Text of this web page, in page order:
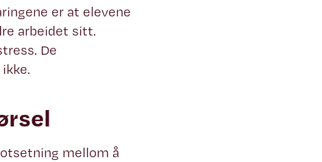
er at elevene
arbeidet sitt.
De
mellom å